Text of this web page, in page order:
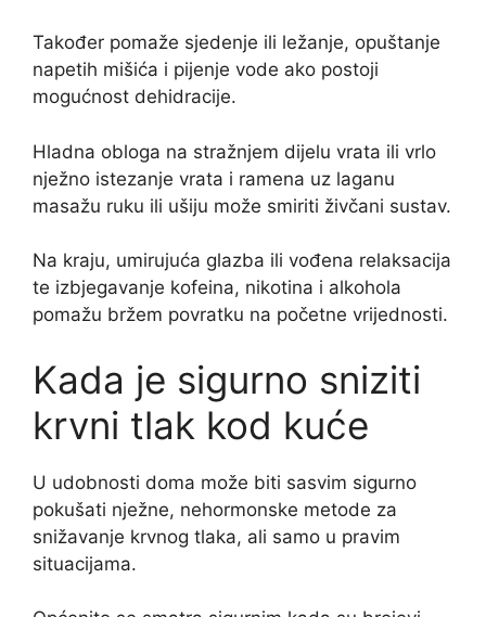
Također pomaže sjedenje ili ležanje, opuštanje
napetih mišića i pijenje vode ako postoji
mogućnost dehidracije.
Hladna obloga na stražnjem dijelu vrata ili vrlo
nježno istezanje vrata i ramena uz laganu
masažu ruku ili ušiju može smiriti živčani sustav.
Na kraju, umirujuća glazba ili vođena relaksacija
te izbjegavanje kofeina, nikotina i alkohola
pomažu bržem povratku na početne vrijednosti.
Kada je sigurno sniziti
krvni tlak kod kuće
U udobnosti doma može biti sasvim sigurno
pokušati nježne, nehormonske metode za
snižavanje krvnog tlaka, ali samo u pravim
situacijama.